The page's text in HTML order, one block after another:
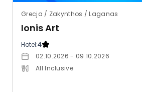
Grecja / Zakynthos / Laganas
Ionis Art
Hotel:4
02.10.2026 - 09.10.2026
All Inclusive